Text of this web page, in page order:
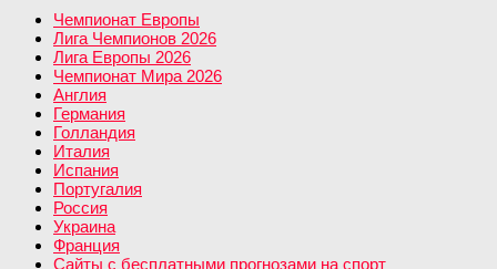
Чемпионат Европы
Лига Чемпионов 2026
Лига Европы 2026
Чемпионат Мира 2026
Англия
Германия
Голландия
Италия
Испания
Португалия
Россия
Украина
Франция
Сайты с бесплатными прогнозами на спорт